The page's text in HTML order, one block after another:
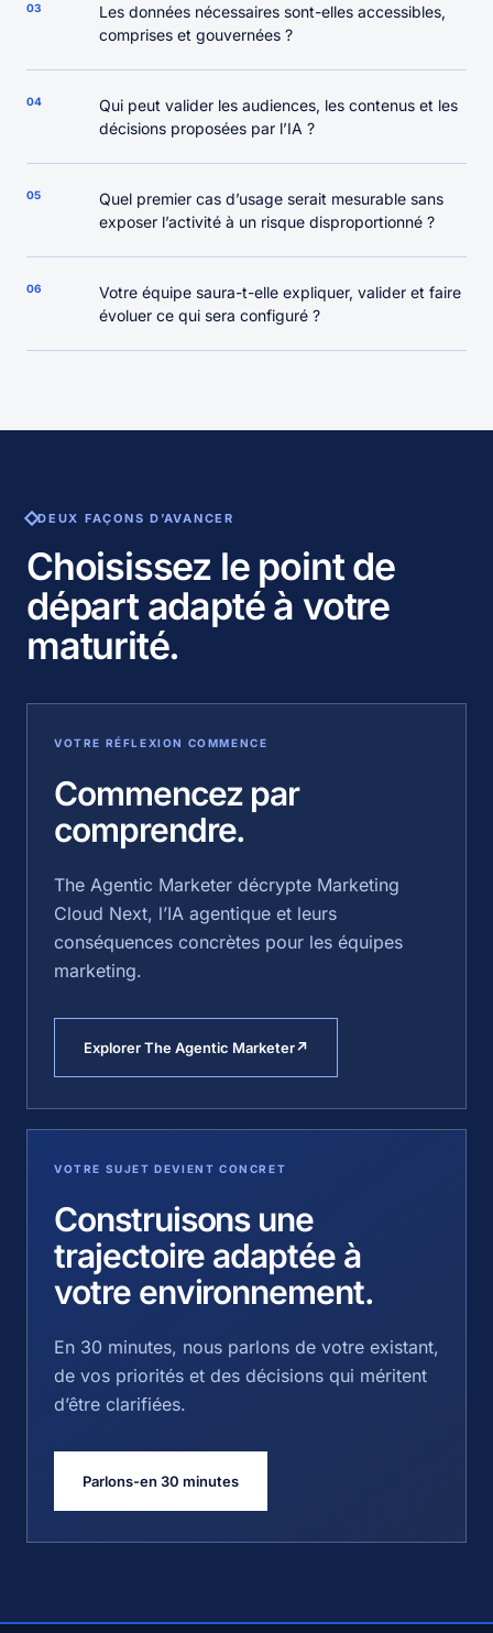
03
Les données nécessaires sont-elles accessibles,
comprises et gouvernées ?
04
Qui peut valider les audiences, les contenus et les
décisions proposées par l’IA ?
05
Quel premier cas d’usage serait mesurable sans
exposer l’activité à un risque disproportionné ?
06
Votre équipe saura-t-elle expliquer, valider et faire
évoluer ce qui sera configuré ?
DEUX FAÇONS D’AVANCER
Choisissez le point de
départ adapté à votre
maturité.
VOTRE RÉFLEXION COMMENCE
Commencez par
comprendre.
The Agentic Marketer décrypte Marketing
Cloud Next, l’IA agentique et leurs
conséquences concrètes pour les équipes
marketing.
Explorer The Agentic Marketer↗
VOTRE SUJET DEVIENT CONCRET
Construisons une
trajectoire adaptée à
votre environnement.
En 30 minutes, nous parlons de votre existant,
de vos priorités et des décisions qui méritent
d’être clarifiées.
Parlons-en 30 minutes